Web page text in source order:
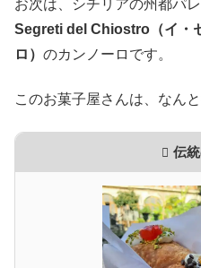
お次は、シチリアの州都パ
Segreti del Chiostro（イ・
ロ） のカンノーロです。
このお菓子屋さんは、なん
伝統